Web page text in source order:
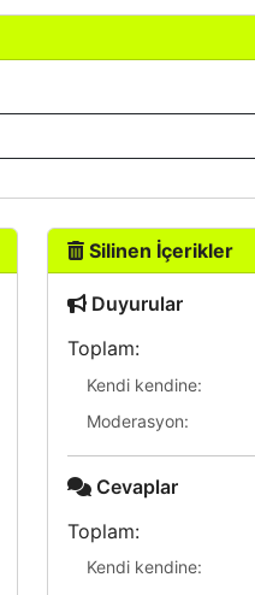
Silinen İçerikler
Duyurular
Toplam:
Kendi kendine:
Moderasyon:
Cevaplar
Toplam:
Kendi kendine: